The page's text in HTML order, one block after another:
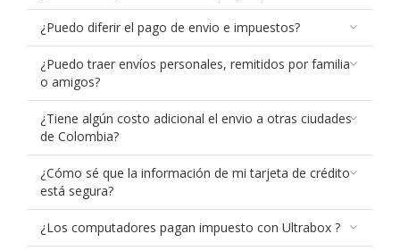
¿Puedo diferir el pago de envio e impuestos?
¿Puedo traer envíos personales, remitidos por familia
o amigos?
¿Tiene algún costo adicional el envio a otras ciudades
de Colombia?
¿Cómo sé que la información de mi tarjeta de crédito
está segura?
¿Los computadores pagan impuesto con Ultrabox ?